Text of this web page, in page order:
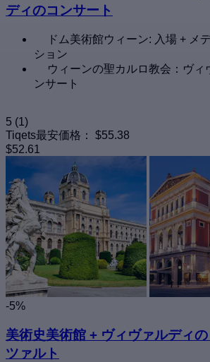
ディのコンサート
ドム美術館ウィーン: 入場 + メ
ション
ウィーンの聖カルロ教会：ヴィ
ンサート
5 (1)
Tiqets最安価格：
$55.38
$52.61
-5%
美術史美術館 + ヴィヴァルディ
ツァルト